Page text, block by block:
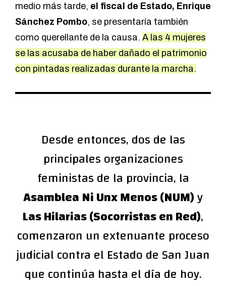
medio más tarde, el fiscal de Estado, Enrique
Sánchez Pombo, se presentaría también
como querellante de la causa. A las 4 mujeres
se las acusaba de haber dañado el patrimonio
con pintadas realizadas durante la marcha.
Desde entonces, dos de las
principales organizaciones
feministas de la provincia, la
Asamblea Ni Unx Menos (NUM)y
Las Hilarias (Socorristas en Red),
comenzaron un extenuante proceso
judicial contra el Estado de San Juan
que continúa hasta el día de hoy.